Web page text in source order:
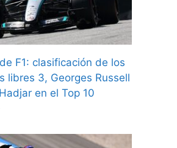
F1: clasificación de los
libres 3, Georges Russell
en el Top 10